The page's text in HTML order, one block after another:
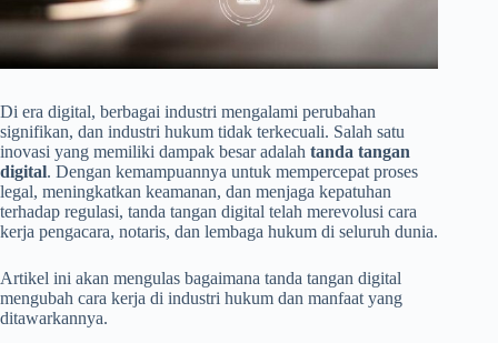
Di era digital, berbagai industri mengalami perubahan
signifikan, dan industri hukum tidak terkecuali. Salah satu
inovasi yang memiliki dampak besar adalah tanda tangan
digital. Dengan kemampuannya untuk mempercepat proses
legal, meningkatkan keamanan, dan menjaga kepatuhan
terhadap regulasi, tanda tangan digital telah merevolusi cara
kerja pengacara, notaris, dan lembaga hukum di seluruh dunia.
Artikel ini akan mengulas bagaimana tanda tangan digital
mengubah cara kerja di industri hukum dan manfaat yang
ditawarkannya.